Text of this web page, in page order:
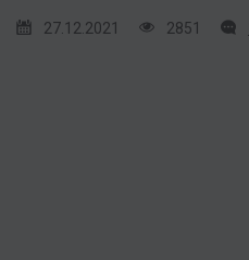
27.12.2021 2851